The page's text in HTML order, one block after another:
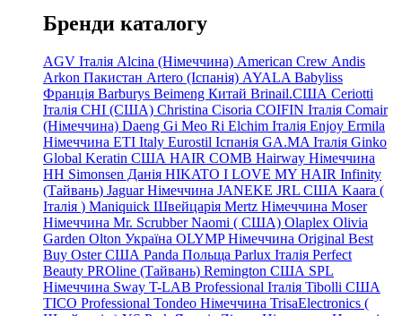
Бренди каталогу
AGV Італія Alcina (Німеччина) American Crew Andis
Arkon Пакистан Artero (Іспанія) AYALA Babyliss
Франція Barburys Beimeng Китай Brinail.США Ceriotti
Італія CHI (США) Christina Cisoria COIFIN Італія Comair
(Німеччина) Daeng Gi Meo Ri Elchim Італія Enjoy Ermila
Німеччина ETI Italy Eurostil Іспанія GA.MA Італія Ginko
Global Keratin США HAIR COMB Hairway Німеччина
HH Simonsen Данія HIKATO I LOVE MY HAIR Infinity
(Тайвань) Jaguar Німеччина JANEKE JRL США Kaara (
Італія ) Maniquick Швейцарія Mertz Німеччина Moser
Німеччина Mr. Scrubber Naomi ( США) Olaplex Olivia
Garden Olton Україна OLYMP Німеччина Original Best
Buy Oster США Panda Польща Parlux Італія Perfect
Beauty PROline (Тайвань) Remington США SPL
Німеччина Sway T-LAB Professional Італія Tibolli США
TICO Professional Tondeo Німеччина TrisaElectronics (